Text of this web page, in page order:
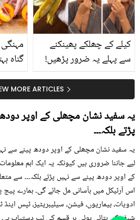
کیا؟
گناہ
کیوں
کیلے کے چھلکے پھینکنے
سے پہلے یہ ضرور پڑھیں!
سستا اور قدرتی حلMORE ARTICLES
یہ سفید نشان مچھلی کے اوپر
پڑتے بلکہ۔۔۔
یہ سفید نشان مچھلی کے اوپر دودھ پینے سے
لیے جاننا ضروری ہیں کیونکہ یہ ایک اہم
کے اوپر دودھ پینے سے نہیں پڑتے بلکہ۔۔۔ سے
اس آرٹیکل میں بآسانی مل جائے گی۔ ہمارے پیج
ادویات، بیماریوں، فیشن، سیلیبریٹیز، ٹپس